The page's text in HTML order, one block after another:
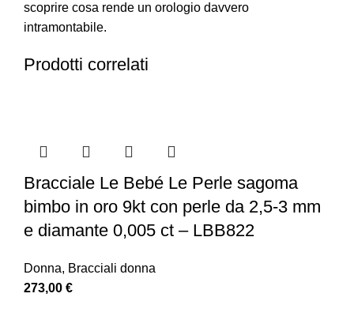
scoprire cosa rende un orologio davvero
intramontabile.
Prodotti correlati
Bracciale Le Bebé Le Perle sagoma
bimbo in oro 9kt con perle da 2,5-3 mm
e diamante 0,005 ct – LBB822
Donna, Bracciali donna
273,00 €